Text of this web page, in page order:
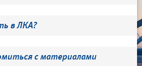
в ЛКА?
с материалами